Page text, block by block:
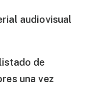
audiovisual
de
una vez